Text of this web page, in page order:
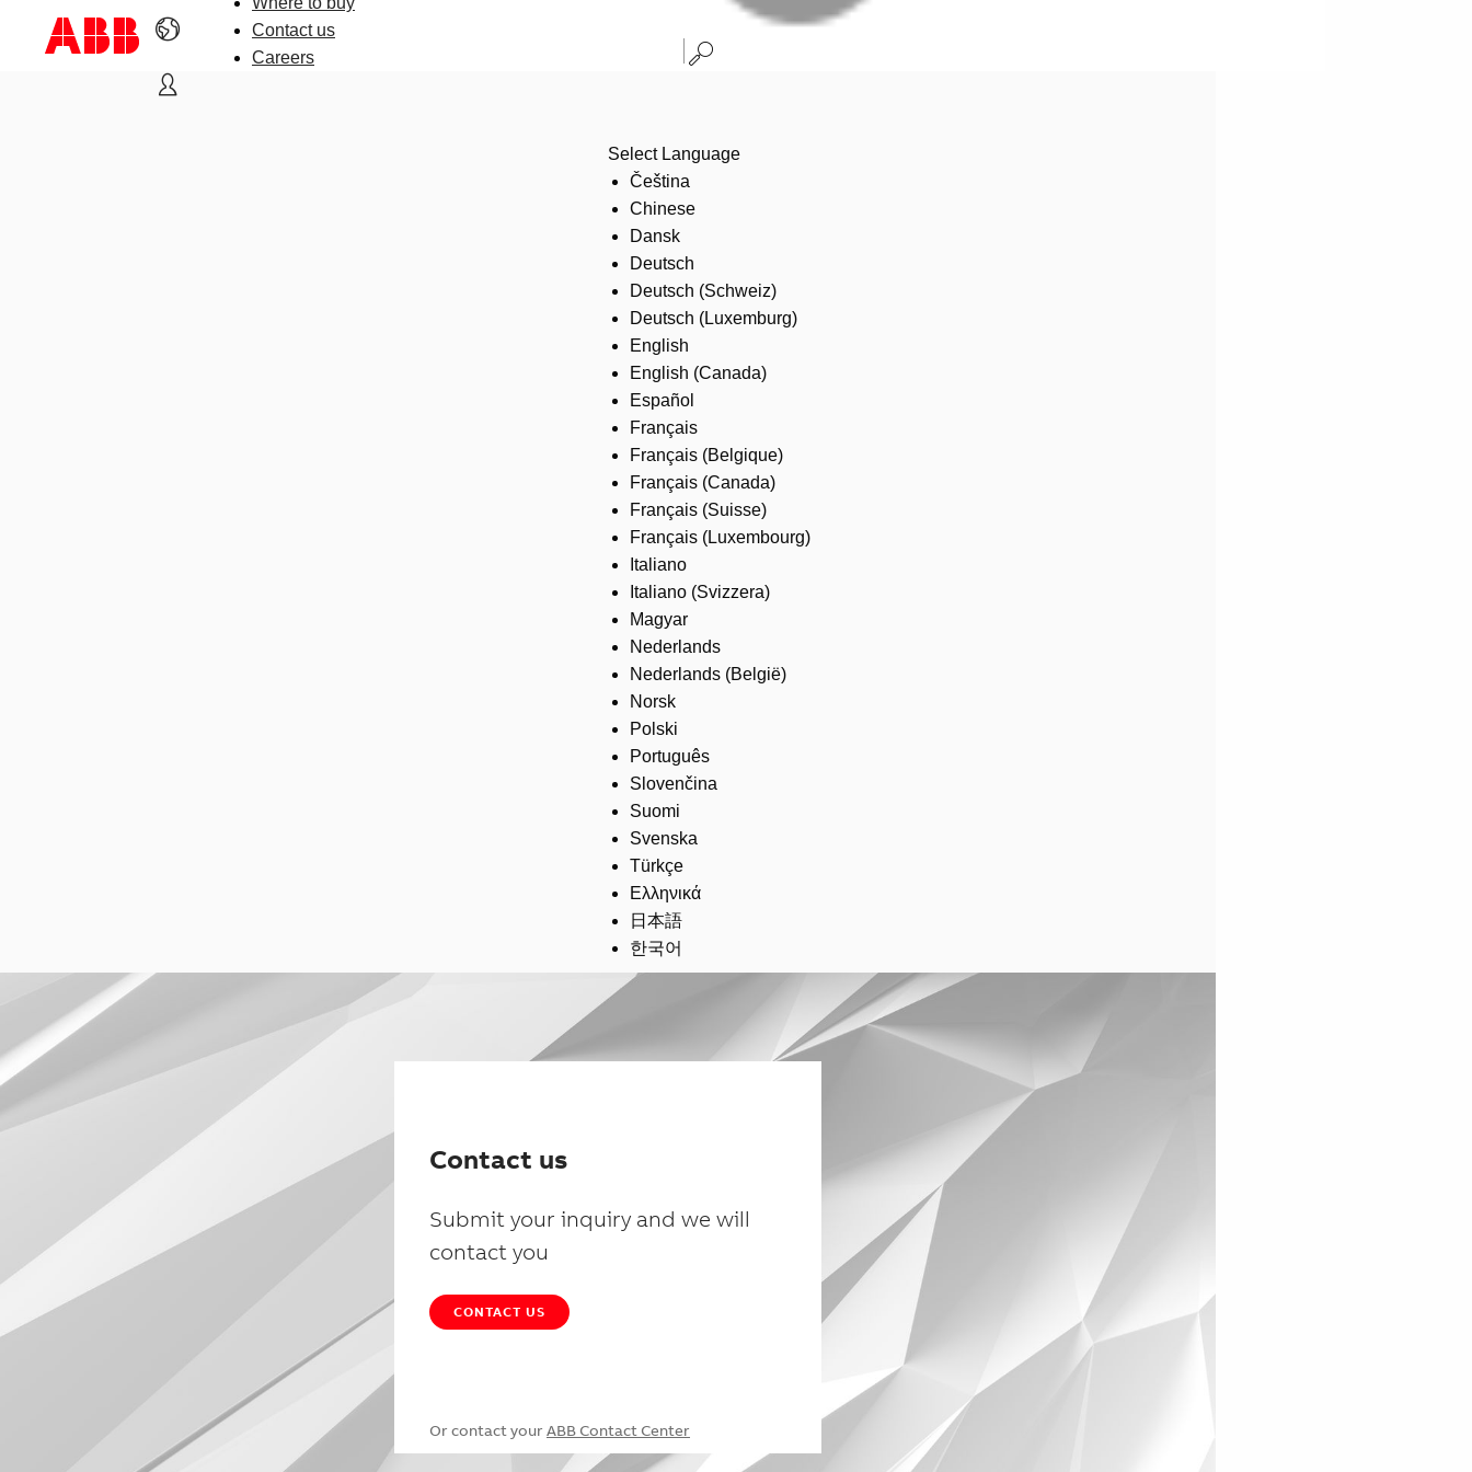
Contact us
Careers
Select Language
Čeština
Chinese
Dansk
Deutsch
Deutsch (Schweiz)
Deutsch (Luxemburg)
English
English (Canada)
Español
Français
Français (Belgique)
Français (Canada)
Français (Suisse)
Français (Luxembourg)
Italiano
Italiano (Svizzera)
Magyar
Nederlands
Nederlands (België)
Norsk
Polski
Português
Slovenčina
Suomi
Svenska
Türkçe
Ελληνικά
日本語
한국어
Contact us
Submit your inquiry and we will
contact you
CONTACT US
Or contact your ABB Contact Center